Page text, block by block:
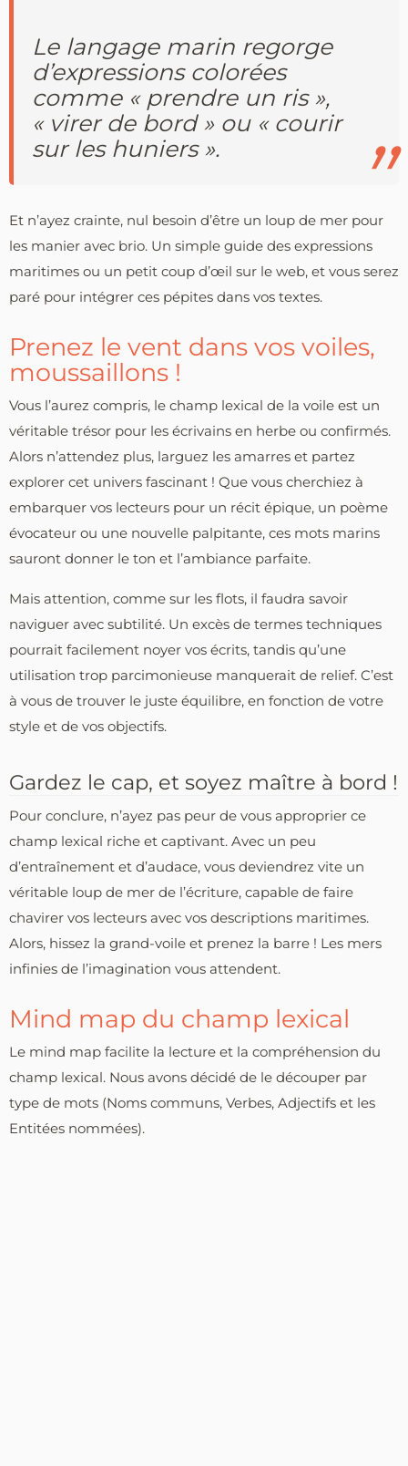
Le langage marin regorge
d’expressions colorées
comme « prendre un ris »,
« virer de bord » ou « courir
sur les huniers ».
Et n’ayez crainte, nul besoin d’être un loup de mer pour
les manier avec brio. Un simple guide des expressions
maritimes ou un petit coup d’œil sur le web, et vous serez
paré pour intégrer ces pépites dans vos textes.
Prenez le vent dans vos voiles,
moussaillons !
Vous l’aurez compris, le champ lexical de la voile est un
véritable trésor pour les écrivains en herbe ou confirmés.
Alors n’attendez plus, larguez les amarres et partez
explorer cet univers fascinant ! Que vous cherchiez à
embarquer vos lecteurs pour un récit épique, un poème
évocateur ou une nouvelle palpitante, ces mots marins
sauront donner le ton et l’ambiance parfaite.
Mais attention, comme sur les flots, il faudra savoir
naviguer avec subtilité. Un excès de termes techniques
pourrait facilement noyer vos écrits, tandis qu’une
utilisation trop parcimonieuse manquerait de relief. C’est
à vous de trouver le juste équilibre, en fonction de votre
style et de vos objectifs.
Gardez le cap, et soyez maître à bord !
Pour conclure, n’ayez pas peur de vous approprier ce
champ lexical riche et captivant. Avec un peu
d’entraînement et d’audace, vous deviendrez vite un
véritable loup de mer de l’écriture, capable de faire
chavirer vos lecteurs avec vos descriptions maritimes.
Alors, hissez la grand-voile et prenez la barre ! Les mers
infinies de l’imagination vous attendent.
Mind map du champ lexical
Le mind map facilite la lecture et la compréhension du
champ lexical. Nous avons décidé de le découper par
type de mots (Noms communs, Verbes, Adjectifs et les
Entitées nommées).